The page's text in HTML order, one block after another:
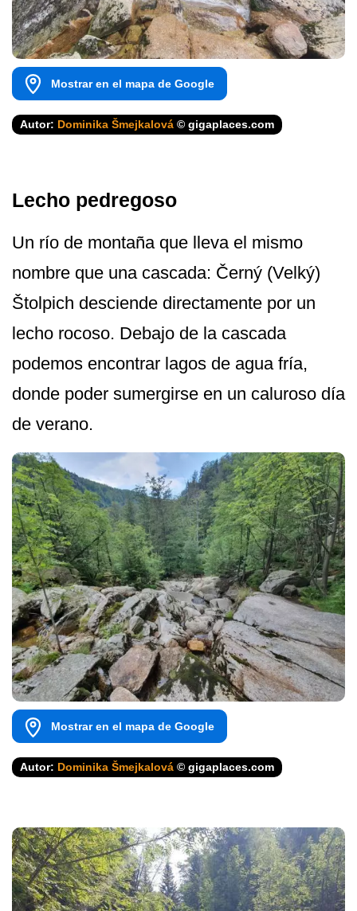
Mostrar en el mapa de Google
Autor: Dominika Šmejkalová © gigaplaces.com
Lecho pedregoso
Un río de montaña que lleva el mismo
nombre que una cascada: Černý (Velký)
Štolpich desciende directamente por un
lecho rocoso. Debajo de la cascada
podemos encontrar lagos de agua fría,
donde poder sumergirse en un caluroso día
de verano.
Mostrar en el mapa de Google
Autor: Dominika Šmejkalová © gigaplaces.com